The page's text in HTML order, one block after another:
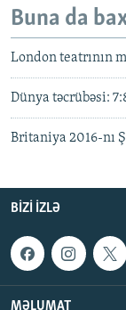
Buna da
London teatrının
Dünya təcrübəsi:
Britaniya 2016-nı
BIZI IZLƏ
MƏLUMAT